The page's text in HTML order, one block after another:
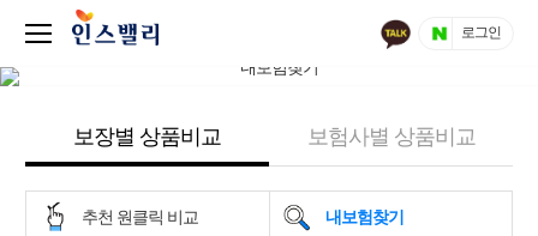
로그인
보장별 상품비교 보험사별 상품비교
추천 원클릭 비교 내보험찾기